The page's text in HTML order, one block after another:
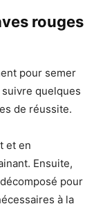
rouges
pour semer
quelques
de réussite.
et en
Ensuite,
pour
à la